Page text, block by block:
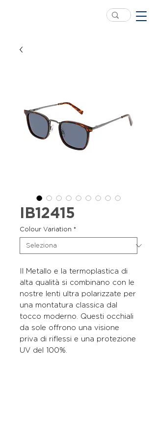
IB12415
Colour Variation *
Il Metallo e la termoplastica di
alta qualità si combinano con le
nostre lenti ultra polarizzate per
una montatura classica dal
tocco moderno. Questi occhiali
da sole offrono una visione
priva di riflessi e una protezione
UV del 100%.